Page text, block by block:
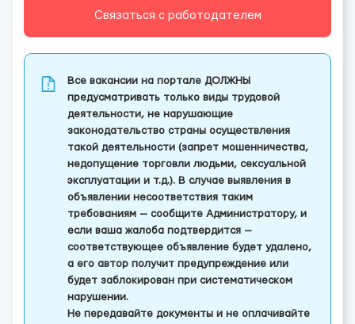
Связаться с работодателем
Все вакансии на портале ДОЛЖНЫ
предусматривать только виды трудовой
деятельности, не нарушающие
законодательство страны осуществления
такой деятельности (запрет мошенничества,
недопущение торговли людьми, сексуальной
эксплуатации и т.д.). В случае выявления в
объявлении несоответствия таким
требованиям — сообщите Администратору, и
если ваша жалоба подтвердится —
соответствующее объявление будет удалено,
а его автор получит предупреждение или
будет заблокирован при систематическом
нарушении.
Не передавайте документы и не оплачивайте